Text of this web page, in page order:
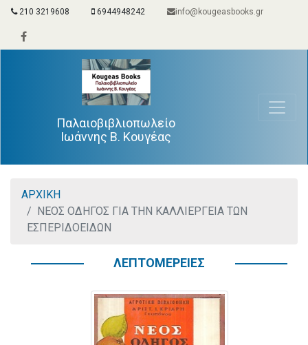
210 3219608 6944948242 info@kougeasbooks.gr
Παλαιοβιβλιοπωλείο
Ιωάννης Β. Κουγέας
ΑΡΧΙΚΗ
ΝΕΟΣ ΟΔΗΓΟΣ ΓΙΑ ΤΗΝ ΚΑΛΛΙΕΡΓΕΙΑ ΤΩΝ
ΕΣΠΕΡΙΔΟΕΙΔΩΝ
ΛΕΠΤΟΜΕΡΕΙΕΣ